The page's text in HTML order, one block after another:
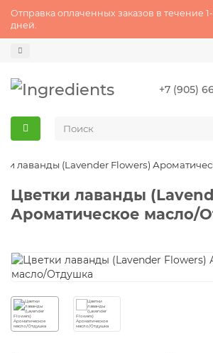
Отправка оплаченных заказов в течение
дней.
+7 (905)
лаванды (Lavender Flowers)
Цветки лаванды
Ароматическое масло/